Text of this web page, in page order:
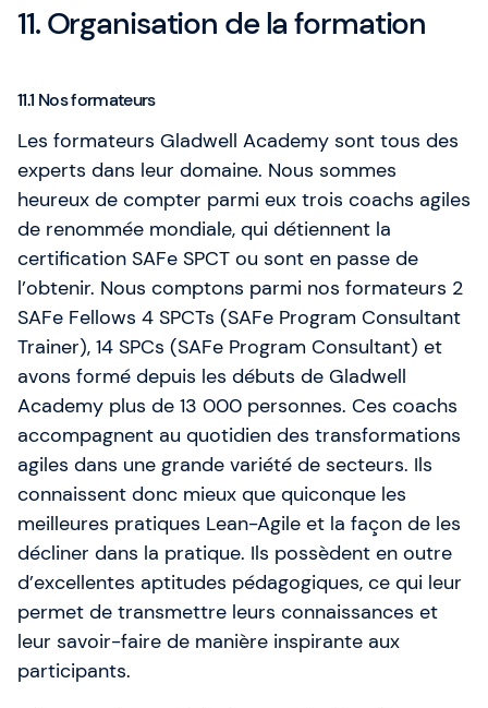
11. Organisation de la formation
11.1 Nos formateurs
Les formateurs Gladwell Academy sont tous des
experts dans leur domaine. Nous sommes
heureux de compter parmi eux trois coachs agiles
de renommée mondiale, qui détiennent la
certification SAFe SPCT ou sont en passe de
l’obtenir. Nous comptons parmi nos formateurs 2
SAFe Fellows 4 SPCTs (SAFe Program Consultant
Trainer), 14 SPCs (SAFe Program Consultant) et
avons formé depuis les débuts de Gladwell
Academy plus de 13 000 personnes. Ces coachs
accompagnent au quotidien des transformations
agiles dans une grande variété de secteurs. Ils
connaissent donc mieux que quiconque les
meilleures pratiques Lean-Agile et la façon de les
décliner dans la pratique. Ils possèdent en outre
d’excellentes aptitudes pédagogiques, ce qui leur
permet de transmettre leurs connaissances et
leur savoir-faire de manière inspirante aux
participants.